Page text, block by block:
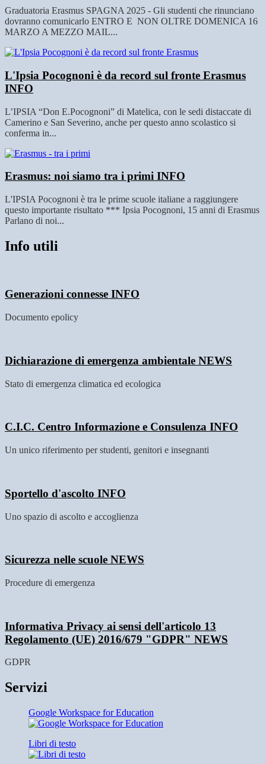
Graduatoria Erasmus SPAGNA 2025 - Gli studenti che rinunciano
dovranno comunicarlo ENTRO E NON OLTRE DOMENICA 16
MARZO A MEZZO MAIL...
L'Ipsia Pocognoni è da record sul fronte Erasmus
INFO
L’IPSIA “Don E.Pocognoni” di Matelica, con le sedi distaccate di
Camerino e San Severino, anche per questo anno scolastico si
conferma in...
Erasmus: noi siamo tra i primi INFO
L'IPSIA Pocognoni è tra le prime scuole italiane a raggiungere
questo importante risultato *** Ipsia Pocognoni, 15 anni di Erasmus
Parlano di noi...
Info utili
Generazioni connesse INFO
Documento epolicy
Dichiarazione di emergenza ambientale NEWS
Stato di emergenza climatica ed ecologica
C.I.C. Centro Informazione e Consulenza INFO
Un unico riferimento per studenti, genitori e insegnanti
Sportello d'ascolto INFO
Uno spazio di ascolto e accoglienza
Sicurezza nelle scuole NEWS
Procedure di emergenza
Informativa Privacy ai sensi dell'articolo 13
Regolamento (UE) 2016/679 "GDPR" NEWS
GDPR
Servizi
Google Workspace for Education
Libri di testo